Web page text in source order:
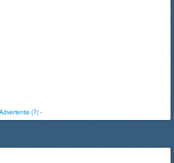
Advertentie (?)-